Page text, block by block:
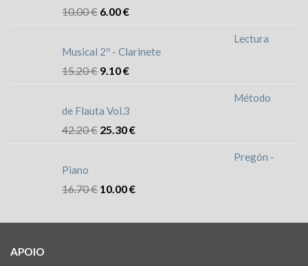
10.00€ 6.00€
Lectura
Musical 2º - Clarinete
15.20€ 9.10€
Método
de Flauta Vol.3
42.20€ 25.30€
Pregón -
Piano
16.70€ 10.00€
APOIO